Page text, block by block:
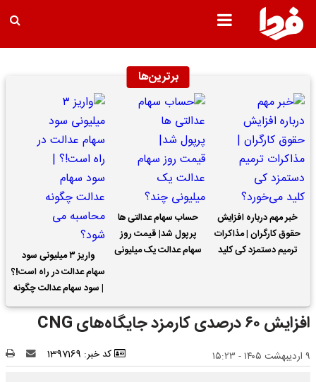
برترین‌ها
خبر مهم درباره افزایش
حقوق کارگران | مذاکرات
ترمیم دستمزد کی کلید
حساب سهام عدالتی ها
پرپول شد| قیمت روز
سهام عدالت یک میلیونی
واریز ۳ میلیونی سود
سهام عدالت در راه است!؟
| سود سهام عدالت چگونه
محاسبه می شود؟
افزایش ۶۰ درصدی کارمزد جایگاه‌های CNG
۹ اردیبهشت ۱۴۰۵ - ۱۵:۲۳ کد خبر: 1397169